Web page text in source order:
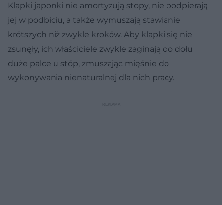
Klapki japonki nie amortyzują stopy, nie podpierają
jej w podbiciu, a także wymuszają stawianie
krótszych niż zwykle kroków. Aby klapki się nie
zsunęły, ich właściciele zwykle zaginają do dołu
duże palce u stóp, zmuszając mięśnie do
wykonywania nienaturalnej dla nich pracy.